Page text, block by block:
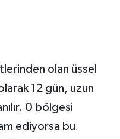
olan üssel
12 gün, uzun
0 bölgesi
ediyorsa bu